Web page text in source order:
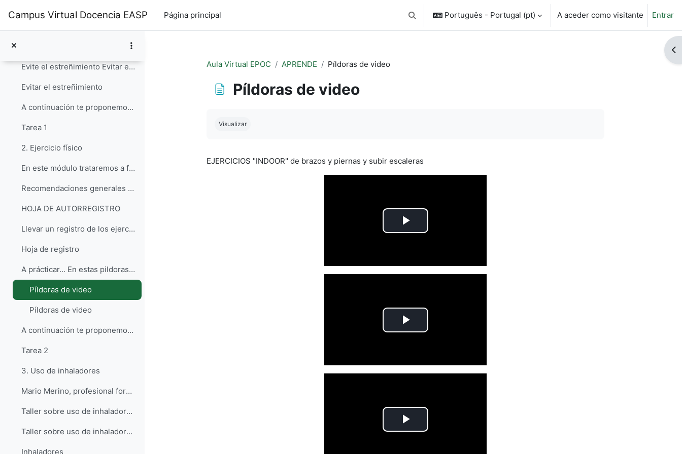
Campus Virtual Docencia EASP Página principal Alternar a entrada da pesquisa
Português - Portugal ‎(pt)‎ A aceder como visitante Entrar
Consejos alimentación con bronquitis crónica
Evite el estreñimiento Evitar el estreñimiento es...
Evitar el estreñimiento
A continuación te proponemos la realización de una...
Tarea 1
2. Ejercicio físico
En este módulo trataremos a fondo el ejercicio y l...
Recomendaciones generales 1. Antes de hacer ejerc...
HOJA DE AUTORREGISTRO
Llevar un registro de los ejercicios que realiza l...
Hoja de registro
A prácticar... En estas pildoras de vídeo, profes...
Píldoras de video
Píldoras de video
A continuación te proponemos la realización de una...
Tarea 2
3. Uso de inhaladores
Mario Merino, profesional formador del Aula de EPO...
Taller sobre uso de inhaladores (1/2)
Taller sobre uso de inhaladores (2/2)
Inhaladores
Aula Virtual EPOC
APRENDE Píldoras de video
Píldoras de video
Visualizar
EJERCICIOS "INDOOR" de brazos y piernas y subir escaleras
Tocar
Tocar
Tocar